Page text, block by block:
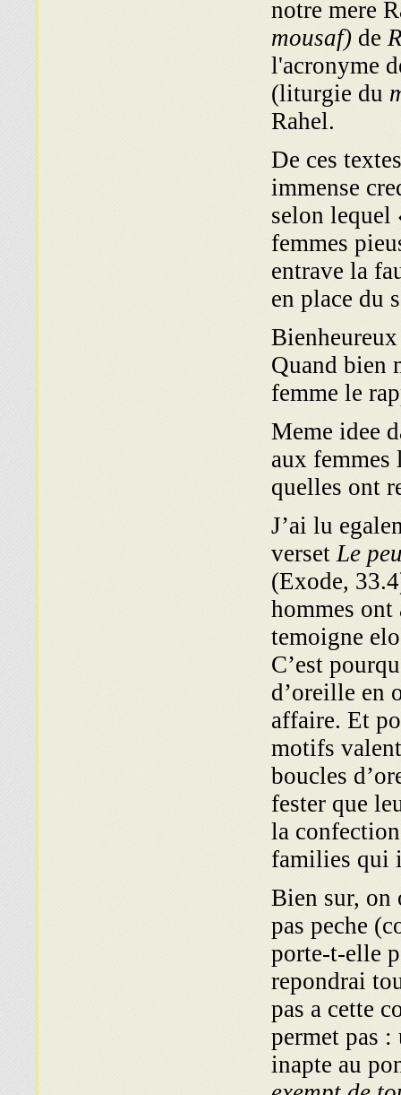
notre mere
mousaf) de
l'acronyme
(liturgie du
Rahel.
De ces
immense
selon lequel
femmes
entrave la
en place du
Quand bien
femme le
Meme idee
aux
quelles ont
J’ai lu
versetLe
(Exode,
hommes
temoigne
C’est
d’oreille en
affaire. Et
motifs
boucles
fester que
la confection
families qui
Bien sur, on
pas peche
porte-t-elle
repondrai
pas a cette
permet pas :
inapte au